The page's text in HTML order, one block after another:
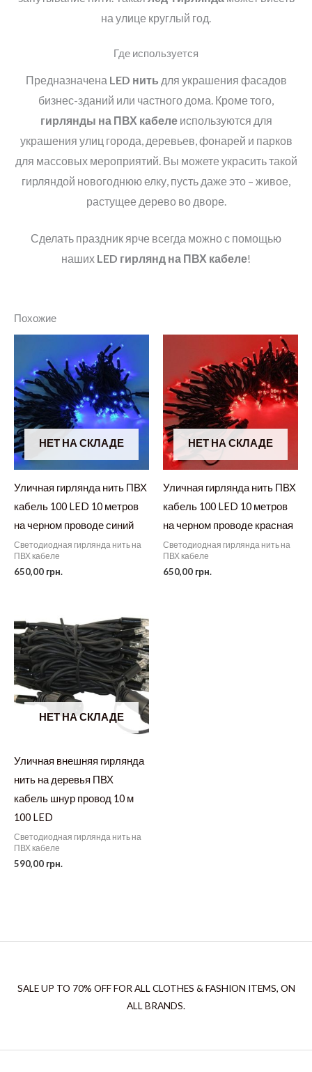
на улице круглый год.
Где используется
Предназначена LED нить для украшения фасадов
бизнес-зданий или частного дома. Кроме того,
гирлянды на ПВХ кабелеиспользуются для
украшения улиц города, деревьев, фонарей и парков
для массовых мероприятий. Вы можете украсить такой
гирляндой новогоднюю елку, пусть даже это – живое,
растущее дерево во дворе.
Сделать праздник ярче всегда можно с помощью
наших LED гирлянд на ПВХ кабеле!
Похожие
НЕТ НА СКЛАДЕ
Уличная гирлянда нить ПВХ
кабель 100 LED 10 метров
на черном проводе синий
Светодиодная гирлянда нить на
ПВХ кабеле
650,00 грн.
НЕТ НА СКЛАДЕ
Уличная гирлянда нить ПВХ
кабель 100 LED 10 метров
на черном проводе красная
Светодиодная гирлянда нить на
ПВХ кабеле
650,00 грн.
НЕТ НА СКЛАДЕ
Уличная внешняя гирлянда
нить на деревья ПВХ
кабель шнур провод 10 м
100 LED
Светодиодная гирлянда нить на
ПВХ кабеле
590,00 грн.
SALE UP TO 70% OFF FOR ALL CLOTHES & FASHION ITEMS, ON
ALL BRANDS.